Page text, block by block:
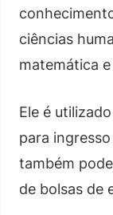
ciências
matemática
Ele é
para
também
de bolsas de